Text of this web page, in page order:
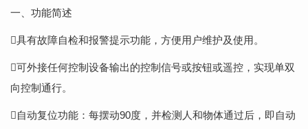
一、功能简述
具有故障自检和报警提示功能，方便用户维护及使用。
可外接任何控制设备输出的控制信号或按钮或遥控，实现单双
向控制通行。
自动复位功能：每摆动90度，并检测人和物体通过后，即自动